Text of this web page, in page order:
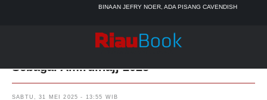
BINAAN JEFRY NOER, ADA PISANG CAVENDISH
Jenderal Dudung Jalankan Misi Negara
Sebagai Amirulhajj 2025
SABTU, 31 MEI 2025 - 13:55 WIB